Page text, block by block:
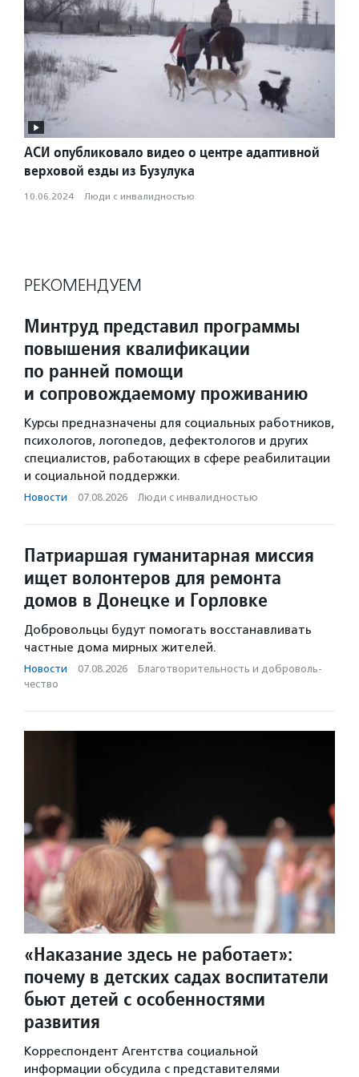
АСИ опубликовало видео о центре адаптивной
верховой езды из Бузулука
10.06.2024 · Люди с инвалидностью
РЕКОМЕНДУЕМ
Минтруд представил программы
повышения квалификации
по ранней помощи
и сопровождаемому проживанию
Курсы предназначены для социальных работников,
психологов, логопедов, дефектологов и других
специалистов, работающих в сфере реабилитации
и социальной поддержки.
Новости · 07.08.2026 · Люди с инвалидностью
Патриаршая гуманитарная миссия
ищет волонтеров для ремонта
домов в Донецке и Горловке
Добровольцы будут помогать восстанавливать
частные дома мирных жителей.
Новости · 07.08.2026 · Благотвори­тель­ность и доброволь­
чест­во
«Наказание здесь не работает»:
почему в детских садах воспитатели
бьют детей с особенностями
развития
Корреспондент Агентства социальной
информации обсудила с представителями